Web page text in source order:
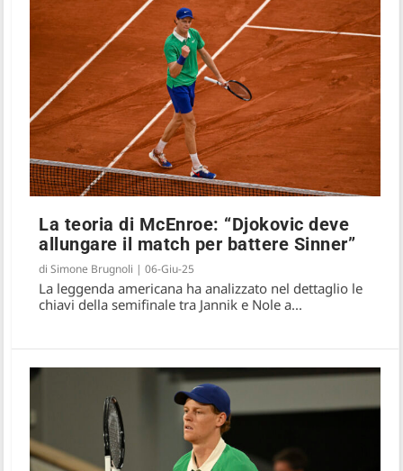
La teoria di McEnroe: “Djokovic deve
allungare il match per battere Sinner”
diSimone Brugnoli |06-Giu-25
La leggenda americana ha analizzato nel dettaglio le
chiavi della semifinale tra Jannik e Nole a...